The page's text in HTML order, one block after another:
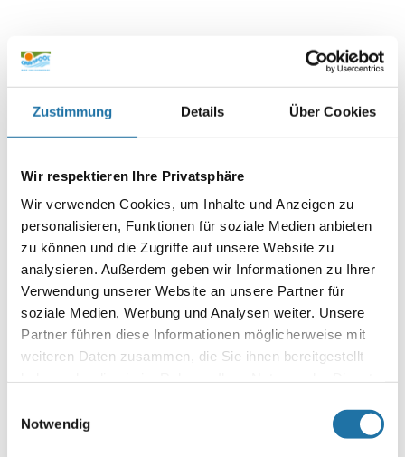
Zustimmung Details Über Cookies
Wir respektieren Ihre Privatsphäre
Wir verwenden Cookies, um Inhalte und Anzeigen zu
personalisieren, Funktionen für soziale Medien anbieten
zu können und die Zugriffe auf unsere Website zu
analysieren. Außerdem geben wir Informationen zu Ihrer
Verwendung unserer Website an unsere Partner für
soziale Medien, Werbung und Analysen weiter. Unsere
Partner führen diese Informationen möglicherweise mit
weiteren Daten zusammen, die Sie ihnen bereitgestellt
unsererDatenschutzerklärung
Notwendig
Christian Haas
Deine E-Mail-Adresse wird nicht veröffentlicht. Erforderliche
Felder sind mit*markiert
Kommentar*
Name